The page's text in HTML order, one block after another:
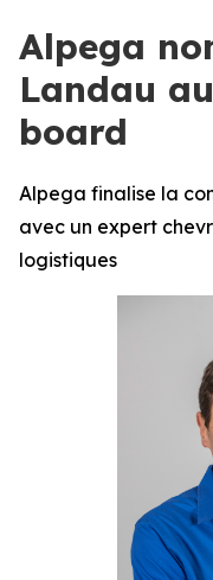
Alpega
Landau
board
Alpega finalise la
avec un expert
logistiques